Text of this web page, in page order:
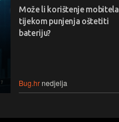
Može li korištenje mobitela
tijekom punjenja oštetiti
bateriju?
Bug.hrnedjelja